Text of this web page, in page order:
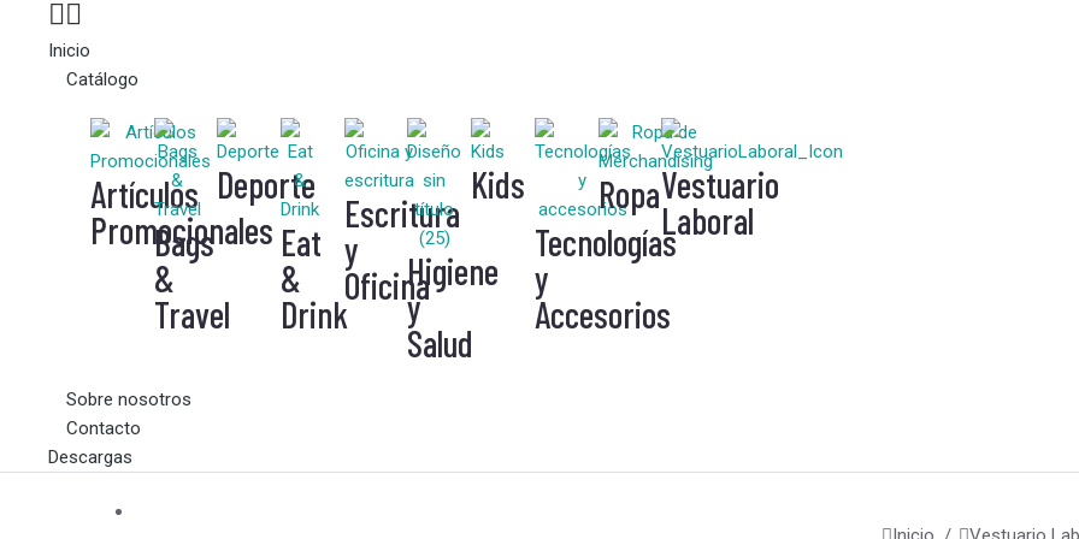
Inicio
Catálogo
Artículos
Promocionales
Bags
&
Travel
Deporte
Eat
&
Drink
Escritura
y
OficinaHigiene
y
Salud
Kids
Tecnologías
y
Accesorios
RopaVestuario
Laboral
Sobre nosotros
Contacto
Descargas